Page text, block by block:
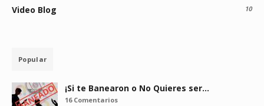
Video Blog 10
Popular
¡Si te Banearon o No Quieres ser…
16 Comentarios